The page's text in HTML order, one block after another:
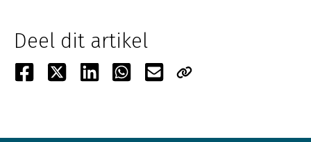
Deel dit artikel